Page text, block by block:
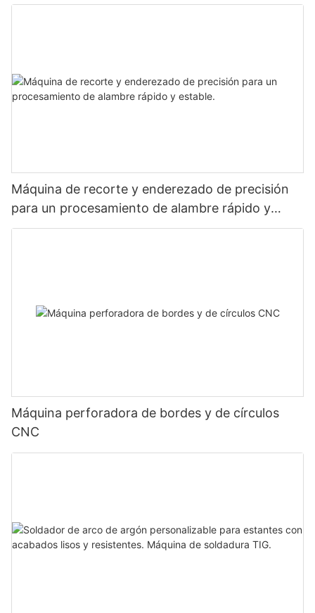
Máquina de recorte y enderezado de precisión
para un procesamiento de alambre rápido y
estable.
Máquina perforadora de bordes y de círculos
CNC